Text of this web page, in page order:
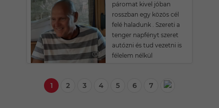
páromat kivel jóban
rosszban egy közös cél
felé haladunk . Szereti a
tenger napfényt szeret
autózni és tud vezetni is
félelem nélkül
1 2 3 4 5 6 7